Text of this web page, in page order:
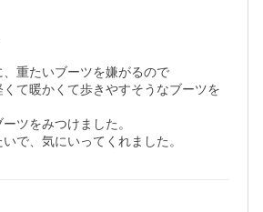
重たいブーツを嫌がるので
て暖かくて歩きやすそうなブーツを
ツをみつけました。
で、気にいってくれました。